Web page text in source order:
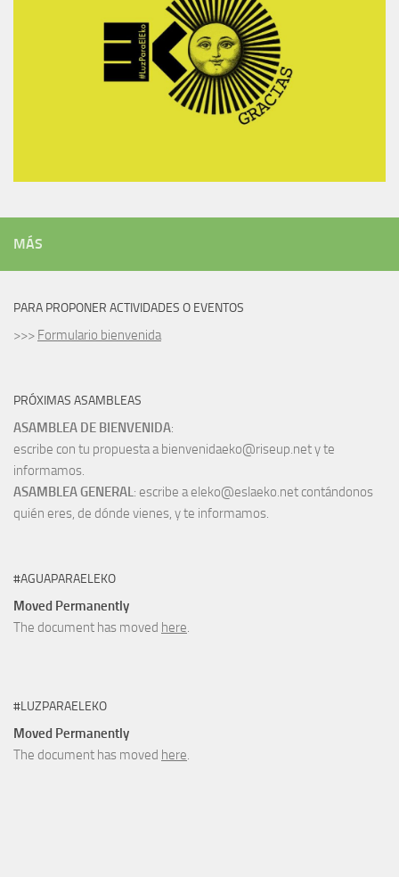
MÁS
PARA PROPONER ACTIVIDADES O EVENTOS
>>> Formulario bienvenida
PRÓXIMAS ASAMBLEAS
ASAMBLEA DE BIENVENIDA:
escribe con tu propuesta a bienvenidaeko@riseup.net y te
informamos.
ASAMBLEA GENERAL: escribe a eleko@eslaeko.net contándonos
quién eres, de dónde vienes, y te informamos.
#AGUAPARAELEKO
Moved Permanently
The document has moved here.
#LUZPARAELEKO
Moved Permanently
The document has moved here.